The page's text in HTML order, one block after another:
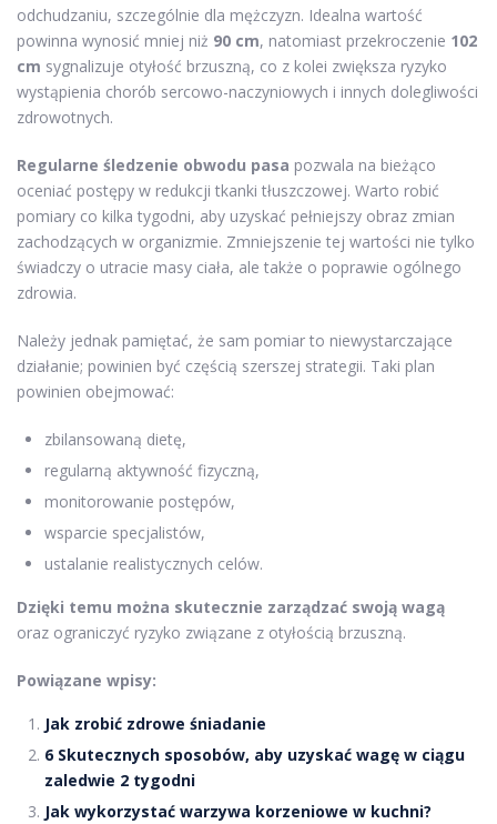
odchudzaniu, szczególnie dla mężczyzn. Idealna wartość
powinna wynosić mniej niż 90 cm, natomiast przekroczenie 102
cm sygnalizuje otyłość brzuszną, co z kolei zwiększa ryzyko
wystąpienia chorób sercowo-naczyniowych i innych dolegliwości
zdrowotnych.
Regularne śledzenie obwodu pasa pozwala na bieżąco
oceniać postępy w redukcji tkanki tłuszczowej. Warto robić
pomiary co kilka tygodni, aby uzyskać pełniejszy obraz zmian
zachodzących w organizmie. Zmniejszenie tej wartości nie tylko
świadczy o utracie masy ciała, ale także o poprawie ogólnego
zdrowia.
Należy jednak pamiętać, że sam pomiar to niewystarczające
działanie; powinien być częścią szerszej strategii. Taki plan
powinien obejmować:
zbilansowaną dietę,
regularną aktywność fizyczną,
monitorowanie postępów,
wsparcie specjalistów,
ustalanie realistycznych celów.
Dzięki temu można skutecznie zarządzać swoją wagą
oraz ograniczyć ryzyko związane z otyłością brzuszną.
Powiązane wpisy:
Jak zrobić zdrowe śniadanie
6 Skutecznych sposobów, aby uzyskać wagę w ciągu
zaledwie 2 tygodni
Jak wykorzystać warzywa korzeniowe w kuchni?